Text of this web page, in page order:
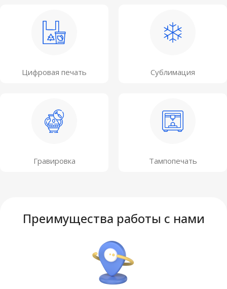
Цифровая печать Сублимация
Гравировка Тампопечать
Преимущества работы с нами